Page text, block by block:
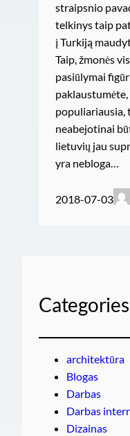
straipsnio
telkinys taip
į Turkiją
Taip, žmonės
pasiūlymai
populiariausia,
neabejotinai
lietuvių jau
yra nebloga…
2018-07-03
Categories
architektūra
Blogas
Darbas
Darbas
Dizainas